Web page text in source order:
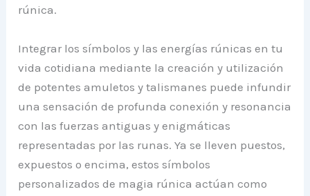
rúnica.
Integrar los símbolos y las energías rúnicas en tu
vida cotidiana mediante la creación y utilización
de potentes amuletos y talismanes puede infundir
una sensación de profunda conexión y resonancia
con las fuerzas antiguas y enigmáticas
representadas por las runas. Ya se lleven puestos,
expuestos o encima, estos símbolos
personalizados de magia rúnica actúan como